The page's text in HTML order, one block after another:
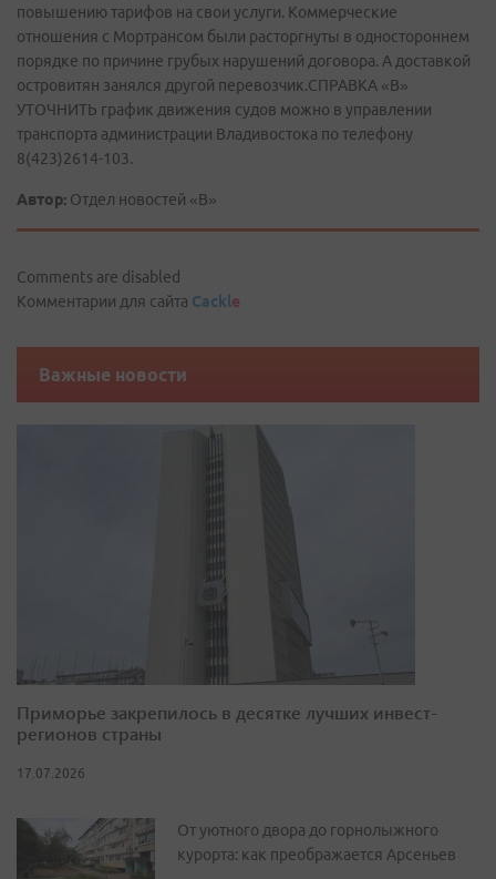
повышению тарифов на свои услуги. Коммерческие
отношения с Мортрансом были расторгнуты в одностороннем
порядке по причине грубых нарушений договора. А доставкой
островитян занялся другой перевозчик.СПРАВКА «В»
УТОЧНИТЬ график движения судов можно в управлении
транспорта администрации Владивостока по телефону
8(423)2614-103.
Автор: Отдел новостей «В»
Comments are disabled
Комментарии для сайта Cackle
Важные новости
Приморье закрепилось в десятке лучших инвест-
регионов страны
17.07.2026
От уютного двора до горнолыжного
курорта: как преображается Арсеньев